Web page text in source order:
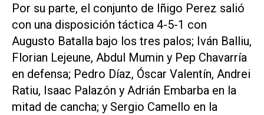
Por su parte, el conjunto de Iñigo Perez salió
con una disposición táctica 4-5-1 con
Augusto Batalla bajo los tres palos; Iván Balliu,
Florian Lejeune, Abdul Mumin y Pep Chavarría
en defensa; Pedro Díaz, Óscar Valentín, Andrei
Ratiu, Isaac Palazón y Adrián Embarba en la
mitad de cancha; y Sergio Camello en la